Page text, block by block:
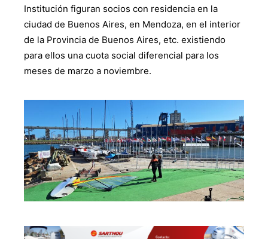
Institución figuran socios con residencia en la
ciudad de Buenos Aires, en Mendoza, en el interior
de la Provincia de Buenos Aires, etc. existiendo
para ellos una cuota social diferencial para los
meses de marzo a noviembre.